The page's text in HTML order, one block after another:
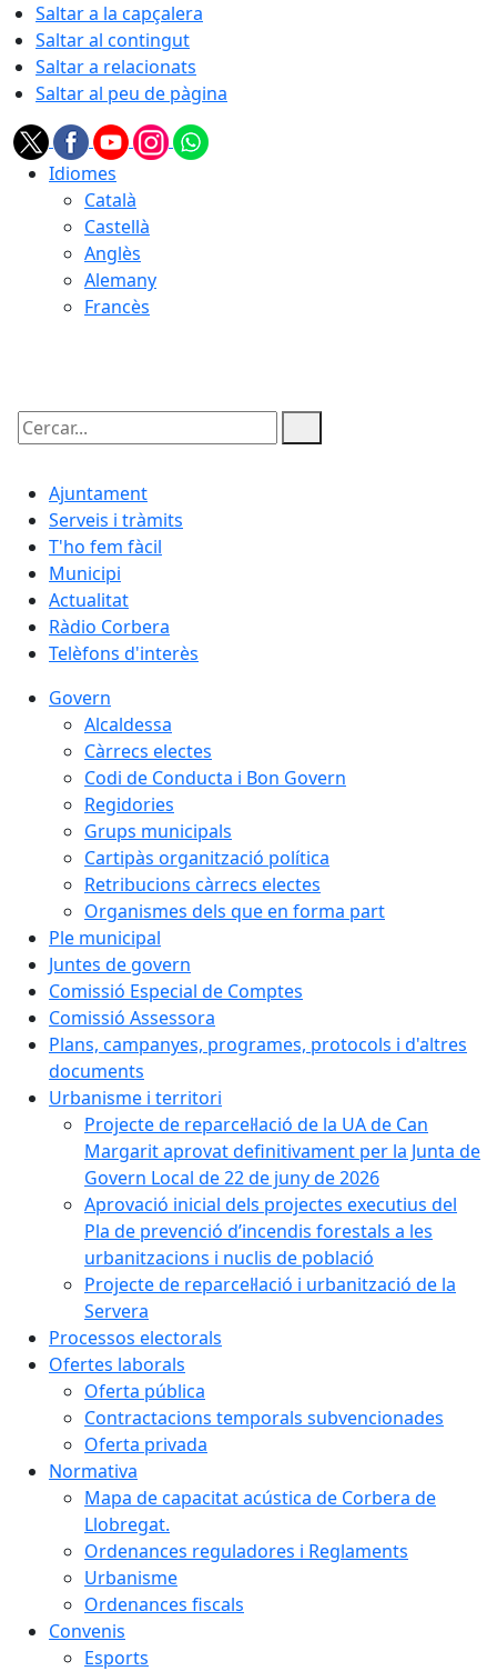
Saltar a la capçalera
Saltar al contingut
Saltar a relacionats
Saltar al peu de pàgina
Idiomes
Català
Castellà
Anglès
Alemany
Francès
Cercar:
Ajuntament
Serveis i tràmits
T'ho fem fàcil
Municipi
Actualitat
Ràdio Corbera
Telèfons d'interès
Govern
Alcaldessa
Càrrecs electes
Codi de Conducta i Bon Govern
Regidories
Grups municipals
Cartipàs organització política
Retribucions càrrecs electes
Organismes dels que en forma part
Ple municipal
Juntes de govern
Comissió Especial de Comptes
Comissió Assessora
Plans, campanyes, programes, protocols i d'altres
documents
Urbanisme i territori
Projecte de reparcel·lació de la UA de Can
Margarit aprovat definitivament per la Junta de
Govern Local de 22 de juny de 2026
Aprovació inicial dels projectes executius del
Pla de prevenció d’incendis forestals a les
urbanitzacions i nuclis de població
Projecte de reparcel·lació i urbanització de la
Servera
Processos electorals
Ofertes laborals
Oferta pública
Contractacions temporals subvencionades
Oferta privada
Normativa
Mapa de capacitat acústica de Corbera de
Llobregat.
Ordenances reguladores i Reglaments
Urbanisme
Ordenances fiscals
Convenis
Esports